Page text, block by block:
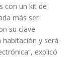
con un kit de
más ser
su clave
habitación y será
explicó